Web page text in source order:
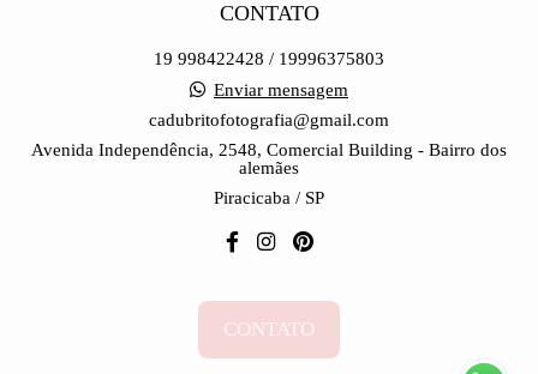
CONTATO
19 998422428 / 19996375803
Enviar mensagem
cadubritofotografia@gmail.com
Avenida Independência, 2548, Comercial Building - Bairro dos
alemães
Piracicaba / SP
CONTATO